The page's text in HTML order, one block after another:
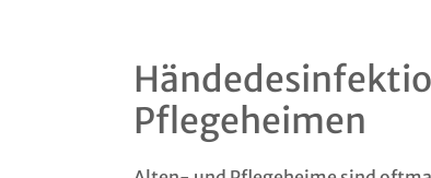
Pflegeheimen